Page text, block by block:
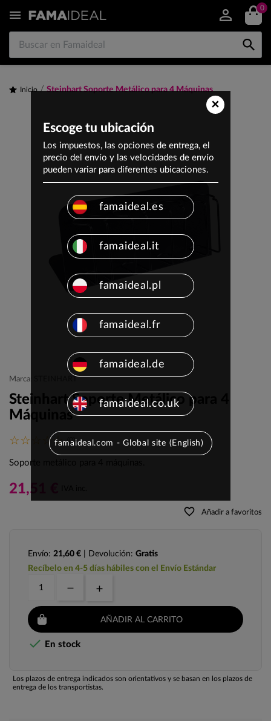
 0

Inicio Steinhart Soporte Metálico para 4 Máquinas
Marca: STEINHART
Steinhart Soporte Metálico para 4
Máquinas
(0)
Soporte metálico para 4 máquinas.
21,51 €
favorite_border Añadir a favoritos
Envío: 21,60 € | Devolución: Gratis
Recíbelo en 4-5 días hábiles con el Envío Estándar
AÑADIR AL CARRITO
 En stock
Los plazos de entrega indicados son orientativos y se basan en los plazos de
entrega de los transportistas.
×
Escoge tu ubicación
Los impuestos, las opciones de entrega, el
precio del envío y las velocidades de envío
pueden variar para diferentes ubicaciones.
famaideal.es
famaideal.it
famaideal.pl
famaideal.fr
famaideal.de
famaideal.co.uk
famaideal.com - Global site (English)